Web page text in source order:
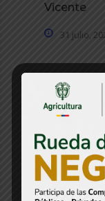
Vicente
31 julio,
Estos
Cultura
30 julio,